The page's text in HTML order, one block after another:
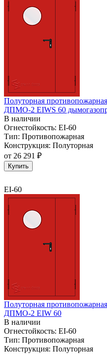
Полуторная
ДПМО-2 EIWS 60
В наличии
Огнестойкость: EI-60
Тип: Противопожарная
Конструкция: Полуторная
от 26 291 ₽
Купить
EI-60
Полуторная
ДПМО-2 EIW 60
В наличии
Огнестойкость: EI-60
Тип: Противопожарная
Конструкция: Полуторная